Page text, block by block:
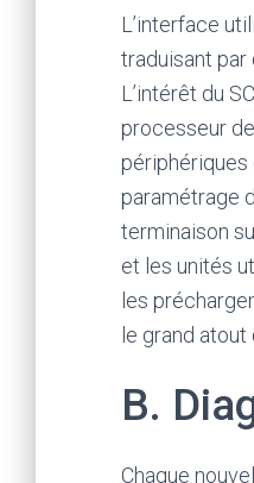
L’interface
traduisant
L’intérêt du
processeur
périphériques
paramétrage
terminaison
et les unités
les
le grand atout
B.
Chaque